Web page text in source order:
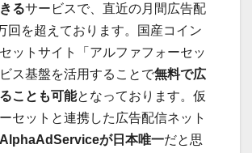
るサービスで、直近の月間広告配
回を超えております。国産コイン
ットサイト「アルファフォーセッ
ス基盤を活用することで無料で広
ことも可能となっております。仮
セットと連携した広告配信ネット
AlphaAdServiceが日本唯一だと思